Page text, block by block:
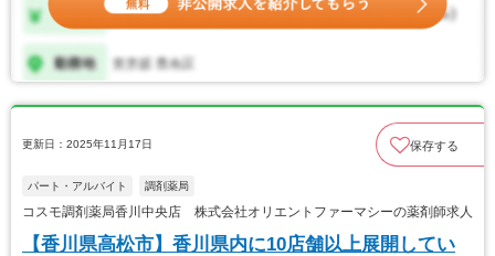
更新日：2025年11月17日 保存する
パート・アルバイト 調剤薬局
コスモ調剤薬局香川中央店 株式会社オリエントファーマシーの薬剤師求人
【香川県高松市】香川県内に10店舗以上展開してい